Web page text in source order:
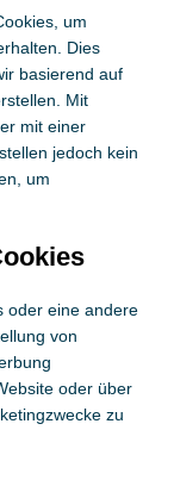
um
Dies
basierend auf
Mit
mit einer
jedoch kein
um
oder eine andere
von
oder über
zu